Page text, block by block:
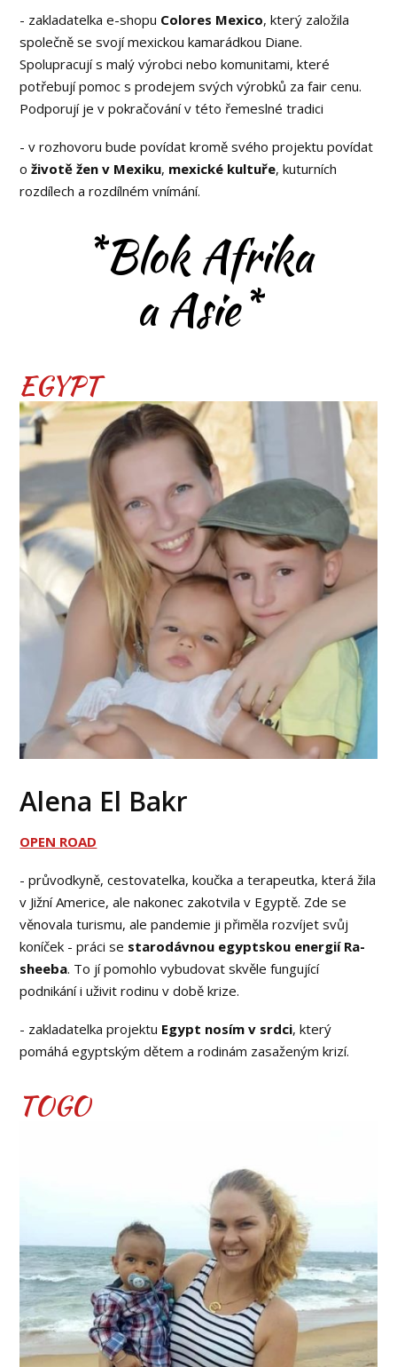
- zakladatelka e-shopu Colores Mexico, který založila
společně se svojí mexickou kamarádkou Diane.
Spolupracují s malý výrobci nebo komunitami, které
potřebují pomoc s prodejem svých výrobků za fair cenu.
Podporují je v pokračování v této řemeslné tradici
- v rozhovoru bude povídat kromě svého projektu povídat
oživotě žen v Mexiku, mexické kultuře, kuturních
rozdílech a rozdílném vnímání.
*Blok Afrika
a Asie*
EGYPT
Alena El Bakr
OPEN ROAD
-průvodkyně, cestovatelka, koučka a terapeutka, která žila
v Jižní Americe, ale nakonec zakotvila v Egyptě. Zde se
věnovala turismu, ale pandemie ji přiměla rozvíjet svůj
koníček - práci se starodávnou egyptskou energií Ra-
sheeba. To jí pomohlo vybudovat skvěle fungující
podnikání i uživit rodinu v době krize.
- zakladatelka projektu Egypt nosím v srdci, který
pomáhá egyptským dětem a rodinám zasaženým krizí.
TOGO